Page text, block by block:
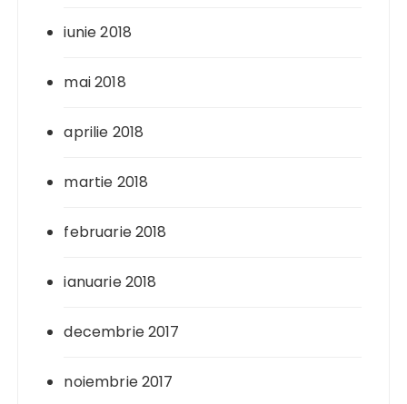
iunie 2018
mai 2018
aprilie 2018
martie 2018
februarie 2018
ianuarie 2018
decembrie 2017
noiembrie 2017